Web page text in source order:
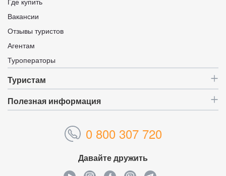
Где купить
Вакансии
Отзывы туристов
Агентам
Туроператоры
Туристам
Полезная информация
0 800 307 720
Давайте дружить